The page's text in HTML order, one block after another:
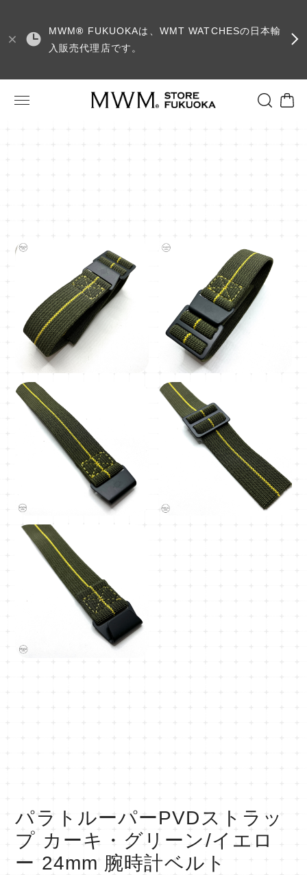
MWM® FUKUOKAは、WMT WATCHESの日本輸
入販売代理店です。
パラトルーパーPVDストラッ
プ カーキ・グリーン/イエロ
ー 24mm 腕時計ベルト